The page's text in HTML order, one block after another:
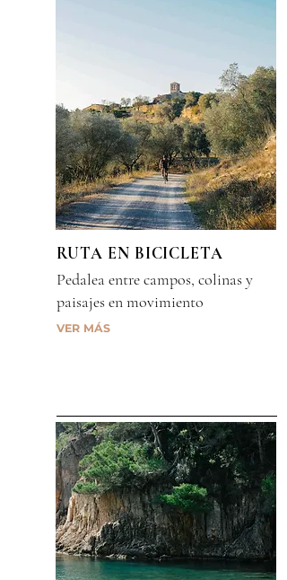
RUTA EN BICICLETA
Pedalea entre campos, colinas y
paisajes en movimiento
VER MÁS